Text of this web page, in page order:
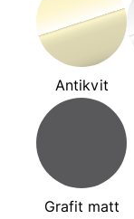
Antikvit
Grafit matt